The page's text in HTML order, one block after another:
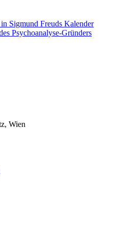
Sigmund Freuds Kalender
Psychoanalyse-Gründers
Wien